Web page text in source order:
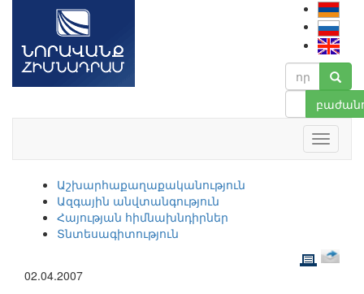
Աշխարհաքաղաքականություն
Ազգային անվտանգություն
Հայության հիմնախնդիրներ
Տնտեսագիտություն
02.04.2007